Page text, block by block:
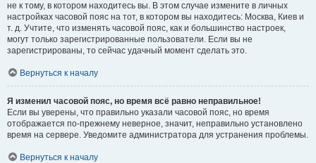
не к тому, в котором находитесь вы. В этом случае измените в личных
настройках часовой пояс на тот, в котором вы находитесь: Москва, Киев и
т. д. Учтите, что изменять часовой пояс, как и большинство настроек,
могут только зарегистрированные пользователи. Если вы не
зарегистрированы, то сейчас удачный момент сделать это.
Вернуться к началу
Я изменил часовой пояс, но время всё равно неправильное!
Если вы уверены, что правильно указали часовой пояс, но время
отображается по-прежнему неверное, значит, неправильно установлено
время на сервере. Уведомите администратора для устранения проблемы.
Вернуться к началу